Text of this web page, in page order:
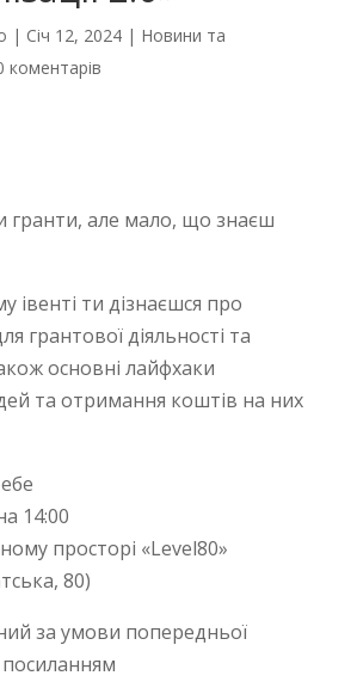
| Січ 12, 2024| Новини та
коментарів
гранти, але мало, що знаєш
івенті ти дізнаєшся про
грантової діяльності та
основні лайфхаки
та отримання коштів на них
14:00
просторі «Level80»
80)
за умови попередньої
посиланням